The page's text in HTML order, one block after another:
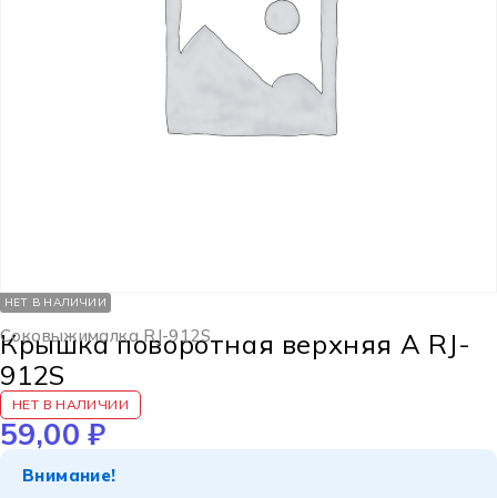
НЕТ В НАЛИЧИИ
Соковыжималка RJ-912S
Крышка поворотная верхняя A RJ-
912S
НЕТ В НАЛИЧИИ
59,00₽
Внимание!